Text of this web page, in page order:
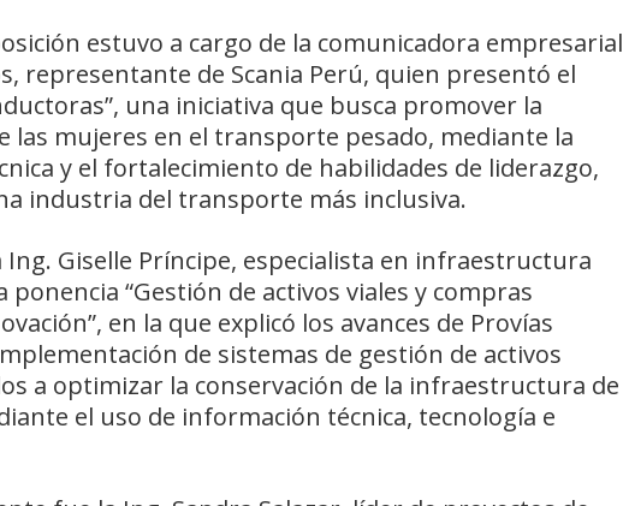
estuvo a cargo de la comunicadora empresarial
representante de Scania Perú, quien presentó el
una iniciativa que busca promover la
las mujeres en el transporte pesado, mediante la
y el fortalecimiento de habilidades de liderazgo,
industria del transporte más inclusiva.
Ing. Giselle Príncipe, especialista en infraestructura
ponencia “Gestión de activos viales y compras
en la que explicó los avances de Provías
de sistemas de gestión de activos
a optimizar la conservación de la infraestructura de
el uso de información técnica, tecnología e